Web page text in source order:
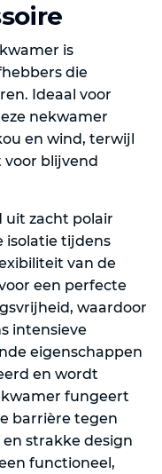
is
die
Ideaal voor
nekwamer
en wind, terwijl
blijvend
uit zacht polair
isolatie tijdens
van de
een perfecte
waardoor
intensieve
eigenschappen
en wordt
fungeert
barrière tegen
strakke design
functioneel,